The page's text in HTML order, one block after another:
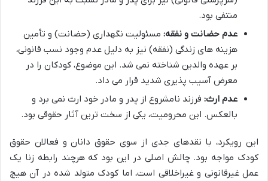
منتفی بود.
عدم حضانت و نفقه: مسئولیت نگهداری (حضانت) و تأمین
هزینه های زندگی (نفقه) نیز به دلیل عدم وجود نسب قانونی،
بر عهده والدین شناخته نمی شد. این موضوع، کودکان را در
معرض آسیب پذیری شدید قرار می داد.
عدم ارث: فرزند نامشروع از پدر و مادر خود ارث نمی برد و
بالعکس. این محرومیت، یکی از سخت ترین آثار حقوقی بود.
این رویکرد، با نقدهای جدی از سوی حقوق دانان و فعالان حقوق
کودک مواجه بود. چالش اصلی در این بود که هرچند رابطه زنا یک
عمل غیرقانونی و غیراخلاقی است، اما کودک متولد شده در آن هیچ